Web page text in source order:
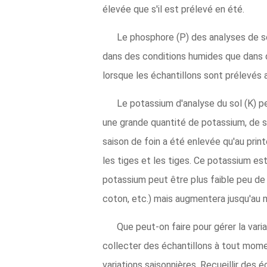
élevée que s'il est prélevé en été.
Le phosphore (P) des analyses de
dans des conditions humides que
lorsque les échantillons sont
Le potassium d'analyse du sol (K)
une grande quantité de potassium, de
saison de foin a été enlevée qu'au
les tiges et les tiges. Ce potassium
potassium peut être plus faible peu
coton, etc.) mais augmentera
Que peut-on faire pour gérer la
collecter des échantillons à tout